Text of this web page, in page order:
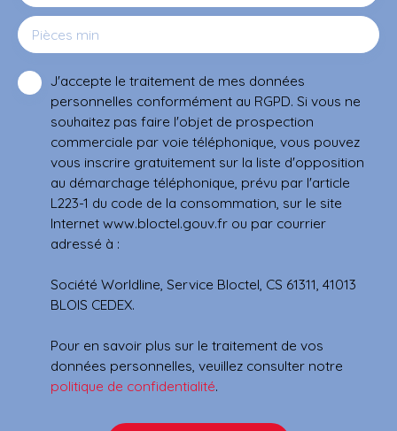
Pièces min
J'accepte le traitement de mes données
personnelles conformément au RGPD. Si vous ne
souhaitez pas faire l'objet de prospection
commerciale par voie téléphonique, vous pouvez
vous inscrire gratuitement sur la liste d'opposition
au démarchage téléphonique, prévu par l'article
L223-1 du code de la consommation, sur le site
Internet www.bloctel.gouv.fr ou par courrier
adressé à :
Société Worldline, Service Bloctel, CS 61311, 41013
BLOIS CEDEX.
Pour en savoir plus sur le traitement de vos
données personnelles, veuillez consulter notre
politique de confidentialité.